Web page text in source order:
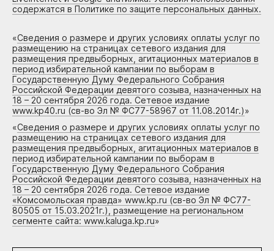
содержатся в Политике по защите персональных данных.
«Сведения о размере и других условиях оплаты услуг по
размещению на страницах сетевого издания для
размещения предвыборных, агитационных материалов в
период избирательной кампании по выборам в
Государственную Думу Федерального Собрания
Российской Федерации девятого созыва, назначенных на
18 – 20 сентября 2026 года. Сетевое издание
www.kp40.ru (св-во Эл № ФС77-58967 от 11.08.2014г.)»
«Сведения о размере и других условиях оплаты услуг по
размещению на страницах сетевого издания для
размещения предвыборных, агитационных материалов в
период избирательной кампании по выборам в
Государственную Думу Федерального Собрания
Российской Федерации девятого созыва, назначенных на
18 – 20 сентября 2026 года. Сетевое издание
«Комсомольская правда» www.kp.ru (св-во Эл № ФС77-
80505 от 15.03.2021г.), размещение на региональном
сегменте сайта: www.kaluga.kp.ru»